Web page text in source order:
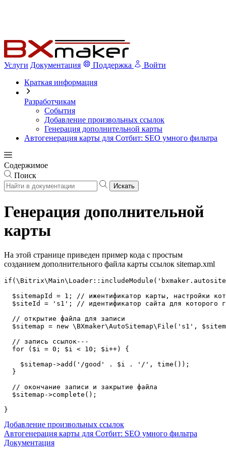
Услуги Документация Поддержка
Войти
Краткая информация
Разработчикам
События
Добавление произвольных ссылок
Генерация дополнительной карты
Автогенерация карты для Сотбит: SEO умного фильтра
Содержимое
Поиск
Искать
Генерация дополнительной
карты
На этой странице приведен пример кода с простым
созданием дополнительного файла карты ссылок sitemap.xml
$sitemapId = 1; // ижентификатор карты, настройки
$siteId = 's1'; // идентификатор сайта для которого
  // открытие файла для записи
$sitemap = new \BXmaker\AutoSitemap\File('s1',
  // запись ссылок---
  for ($i = 0; $i < 10; $i++) {
    $sitemap->add('/good' . $i . '/', time());
  }
  // окончание записи и закрытие файла
  $sitemap->complete();
Добавление произвольных ссылок
Автогенерация карты для Сотбит: SEO умного фильтра
Документация